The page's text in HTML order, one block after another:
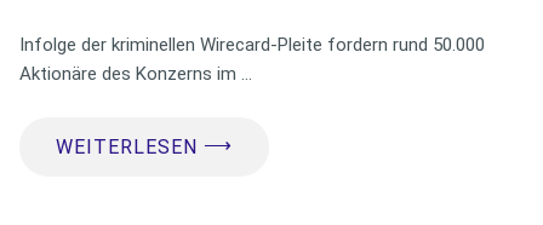
Infolge der kriminellen Wirecard-Pleite fordern rund 50.000
Aktionäre des Konzerns im …
WEITERLESEN ⟶